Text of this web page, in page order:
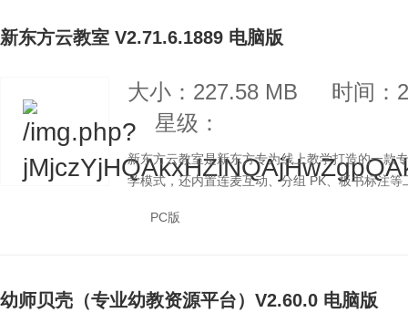
新东方云教室 V2.71.6.1889 电脑版
大小：227.58 MB
时间：
星级：
新东方云教室是新东方专为线上教学打造的一款
学模式，还内置连麦互动、分组 PK、板书标注
PC版
幼师贝壳（专业幼教资源平台）V2.60.0 电脑版